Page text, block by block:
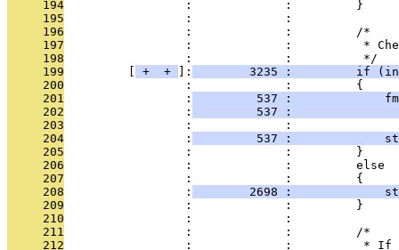
     194
                 :             :         }
     195
                 :             :
     196
                 :             :         /*
     197
:             :          *
     198
                 :             :          */
     199
+ + ]:
3235 :         if
     200
                 :             :         {
     201
                 :
537 :
     202
                 :
537 :
     203
:             :
     204
                 :
537 :
     205
                 :             :         }
     206
                 :             :         else
     207
                 :             :         {
     208
                 :
2698 :
     209
                 :             :         }
     210
                 :             :
     211
                 :             :         /*
     212
:             :          *